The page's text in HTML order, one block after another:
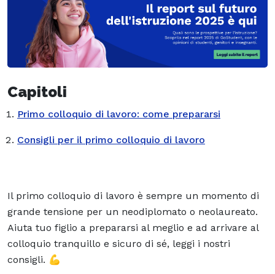
Capitoli
Primo colloquio di lavoro: come prepararsi
Consigli per il primo colloquio di lavoro
Il primo colloquio di lavoro è sempre un momento di
grande tensione per un neodiplomato o neolaureato.
Aiuta tuo figlio a prepararsi al meglio e ad arrivare al
colloquio tranquillo e sicuro di sé, leggi i nostri
consigli. 💪